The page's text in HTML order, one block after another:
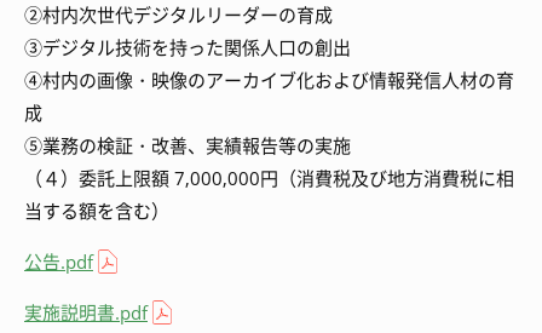
②村内次世代デジタルリーダーの育成
③デジタル技術を持った関係人口の創出
④村内の画像・映像のアーカイブ化および情報発信人材の育
成
⑤業務の検証・改善、実績報告等の実施
（４）委託上限額 7,000,000円（消費税及び地方消費税に相
当する額を含む）
公告.pdf
実施説明書.pdf